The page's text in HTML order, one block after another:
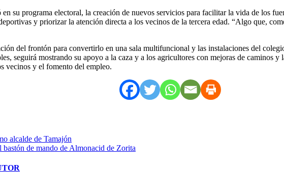
su programa electoral, la creación de nuevos servicios para facilitar la vida de los
y priorizar la atención directa a los vecinos de la tercera edad. “Algo que,
del frontón para convertirlo en una sala multifuncional y las instalaciones del
seguirá mostrando su apoyo a la caza y a los agricultores con mejoras de caminos
vecinos y el fomento del empleo.
alcalde de Tamajón
de mando de Almonacid de Zorita